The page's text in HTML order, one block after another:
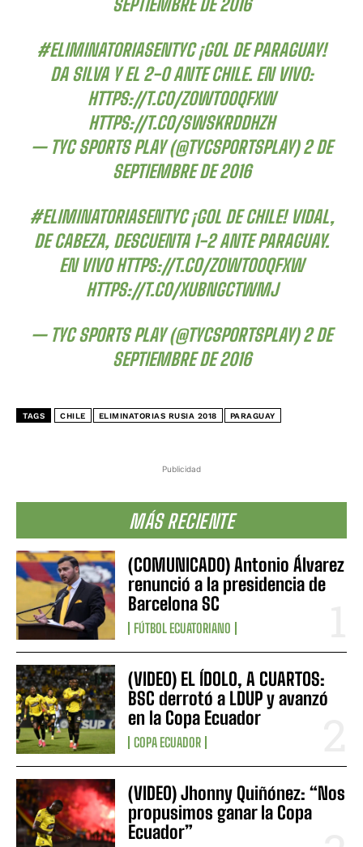
Publicidad
MÁS RECIENTE
(COMUNICADO) Antonio Álvarez
renunció a la presidencia de
Barcelona SC
FÚTBOL ECUATORIANO
(VIDEO) EL ÍDOLO, A CUARTOS:
BSC derrotó a LDUP y avanzó
en la Copa Ecuador
COPA ECUADOR
(VIDEO) Jhonny Quiñónez: “Nos
propusimos ganar la Copa
Ecuador”
#ELIMINATORIASENTYC¡GOL DE PARAGUAY!
DA SILVA Y EL 2-0 ANTE CHILE. EN VIVO:
HTTPS://T.CO/ZOWTOOQFXW
HTTPS://T.CO/SWSKRDDHZH
— TYC SPORTS PLAY (@TYCSPORTSPLAY)2 DE
SEPTIEMBRE DE 2016
#ELIMINATORIASENTYC¡GOL DE CHILE! VIDAL,
DE CABEZA, DESCUENTA 1-2 ANTE PARAGUAY.
EN VIVOHTTPS://T.CO/ZOWTOOQFXW
HTTPS://T.CO/XUBNGCTWMJ
— TYC SPORTS PLAY (@TYCSPORTSPLAY)2 DE
SEPTIEMBRE DE 2016
TAGS CHILE ELIMINATORIAS RUSIA 2018 PARAGUAY